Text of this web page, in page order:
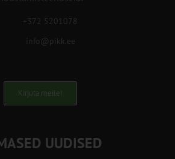
+372 5201078
info@pikk.ee
Kirjuta meile!
UUDISED